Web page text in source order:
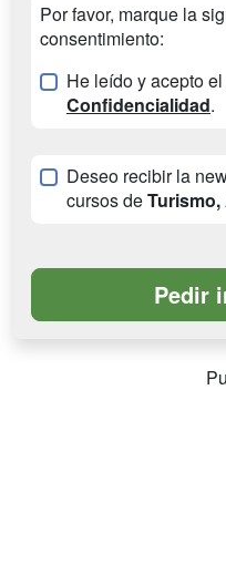
Por favor, marque la
consentimiento:
He leído y acepto el
Confidencialidad.
Deseo recibir la
cursos deTurismo,